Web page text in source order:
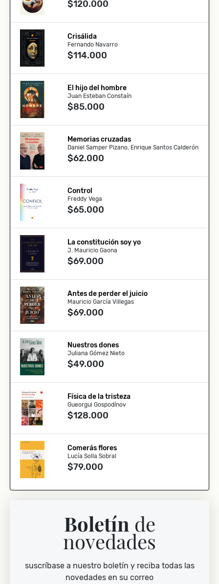
$120.000
Crisálida
Fernando Navarro
$114.000
El hijo del hombre
Juan Esteban Constaín
$85.000
Memorias cruzadas
Daniel Samper Pizano, Enrique Santos Calderón
$62.000
Control
Freddy Vega
$65.000
La constitución soy yo
J. Mauricio Gaona
$69.000
Antes de perder el juicio
Mauricio García Villegas
$69.000
Nuestros dones
Juliana Gómez Nieto
$49.000
Física de la tristeza
Gueorgui Gospodínov
$128.000
Comerás flores
Lucía Solla Sobral
$79.000
Boletín de
novedades
suscríbase a nuestro boletín y reciba todas las
novedades en su correo